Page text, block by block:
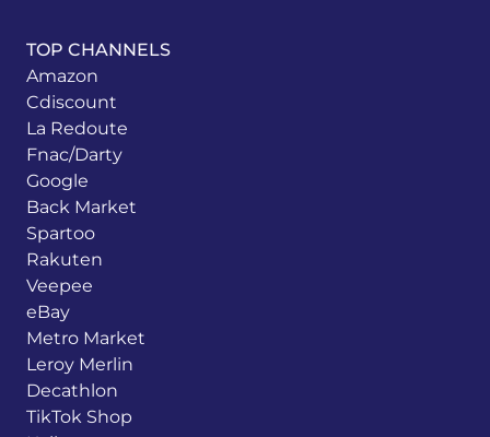
TOP CHANNELS
Amazon
Cdiscount
La Redoute
Fnac/Darty
Google
Back Market
Spartoo
Rakuten
Veepee
eBay
Metro Market
Leroy Merlin
Decathlon
TikTok Shop